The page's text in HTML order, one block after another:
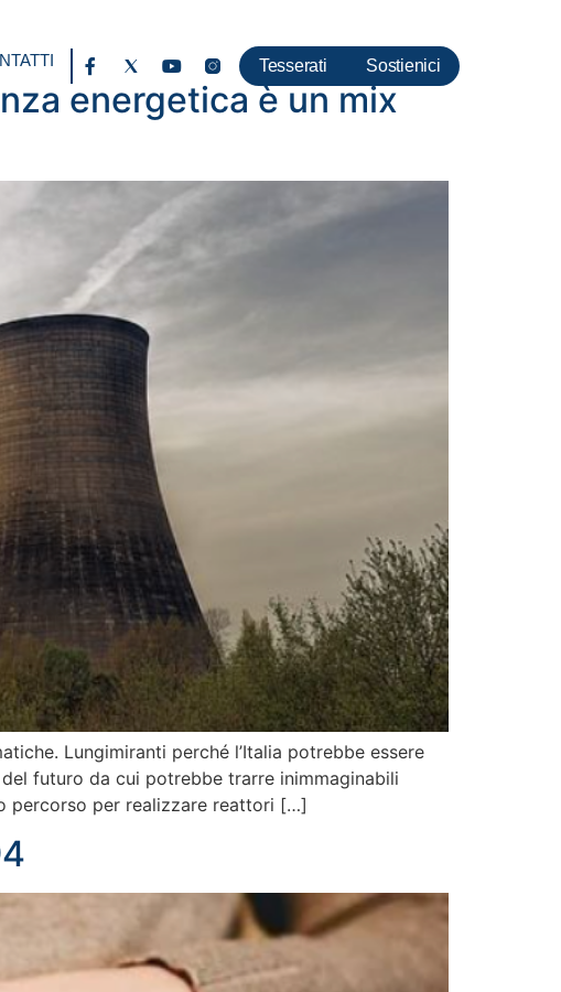
Tesserati Sostienici
energetica è un mix
Lungimiranti perché l’Italia potrebbe essere
futuro da cui potrebbe trarre inimmaginabili
percorso per realizzare reattori […]